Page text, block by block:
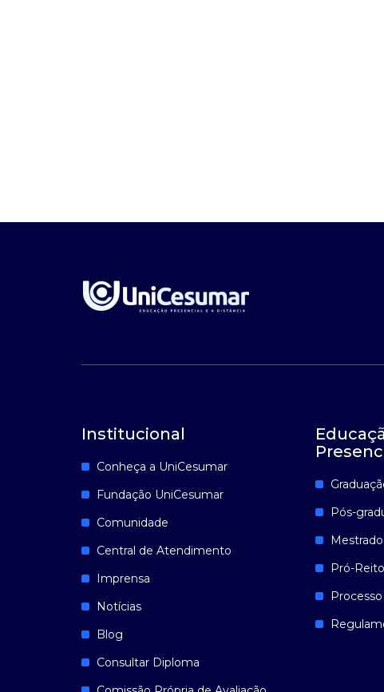
Institucional
Conheça a UniCesumar
Fundação UniCesumar
Comunidade
Central de Atendimento
Imprensa
Notícias
Blog
Consultar Diploma
Pós-
Pró-